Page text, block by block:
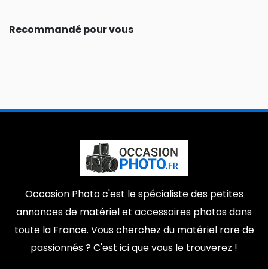
Recommandé pour vous
Occasion Photo c'est le spécialiste des petites
annonces de matériel et accessoires photos dans
toute la France. Vous cherchez du matériel rare de
passionnés ? C'est ici que vous le trouverez !